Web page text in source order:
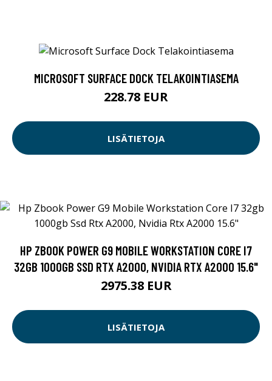
MICROSOFT SURFACE DOCK TELAKOINTIASEMA
228.78 EUR
LISÄTIETOJA
HP ZBOOK POWER G9 MOBILE WORKSTATION CORE I7
32GB 1000GB SSD RTX A2000, NVIDIA RTX A2000 15.6"
2975.38 EUR
LISÄTIETOJA